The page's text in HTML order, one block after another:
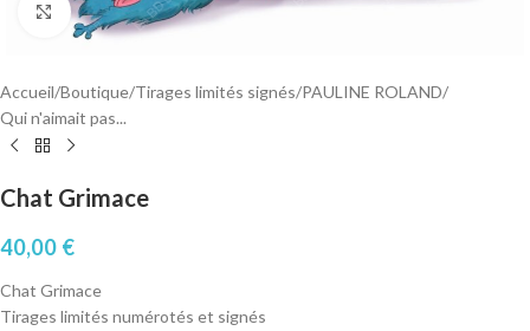
Cliquez pour agrandir
Accueil/Boutique/Tirages limités signés/PAULINE ROLAND/
Qui n'aimait pas...
Chat Grimace
40,00 €
Chat Grimace
Tirages limités numérotés et signés